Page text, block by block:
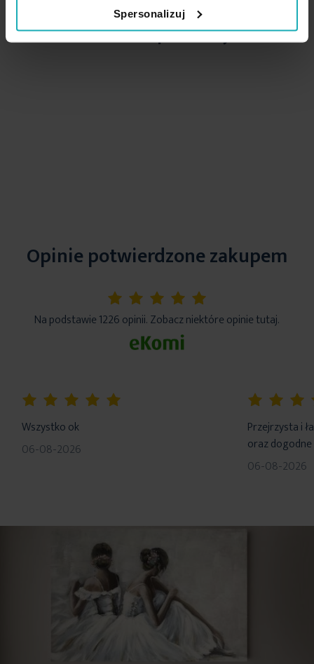
Spersonalizuj
Podobne produkty
Opinie potwierdzone zakupem
5%
Na podstawie 1226 opinii. Zobacz niektóre opinie tutaj.
Wszystko ok
06-08-2026
Przejrzysta i
oraz
06-08-2026